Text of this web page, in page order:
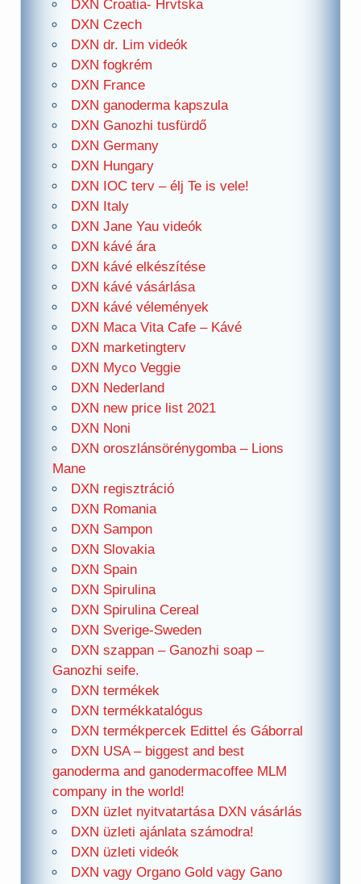
DXN Croatia- Hrvtska
DXN Czech
DXN dr. Lim videók
DXN fogkrém
DXN France
DXN ganoderma kapszula
DXN Ganozhi tusfürdő
DXN Germany
DXN Hungary
DXN IOC terv – élj Te is vele!
DXN Italy
DXN Jane Yau videók
DXN kávé ára
DXN kávé elkészítése
DXN kávé vásárlása
DXN kávé vélemények
DXN Maca Vita Cafe – Kávé
DXN marketingterv
DXN Myco Veggie
DXN Nederland
DXN new price list 2021
DXN Noni
DXN oroszlánsörénygomba – Lions
Mane
DXN regisztráció
DXN Romania
DXN Sampon
DXN Slovakia
DXN Spain
DXN Spirulina
DXN Spirulina Cereal
DXN Sverige-Sweden
DXN szappan – Ganozhi soap –
Ganozhi seife.
DXN termékek
DXN termékkatalógus
DXN termékpercek Edittel és Gáborral
DXN USA – biggest and best
ganoderma and ganodermacoffee MLM
company in the world!
DXN üzlet nyitvatartása DXN vásárlás
DXN üzleti ajánlata számodra!
DXN üzleti videók
DXN vagy Organo Gold vagy Gano